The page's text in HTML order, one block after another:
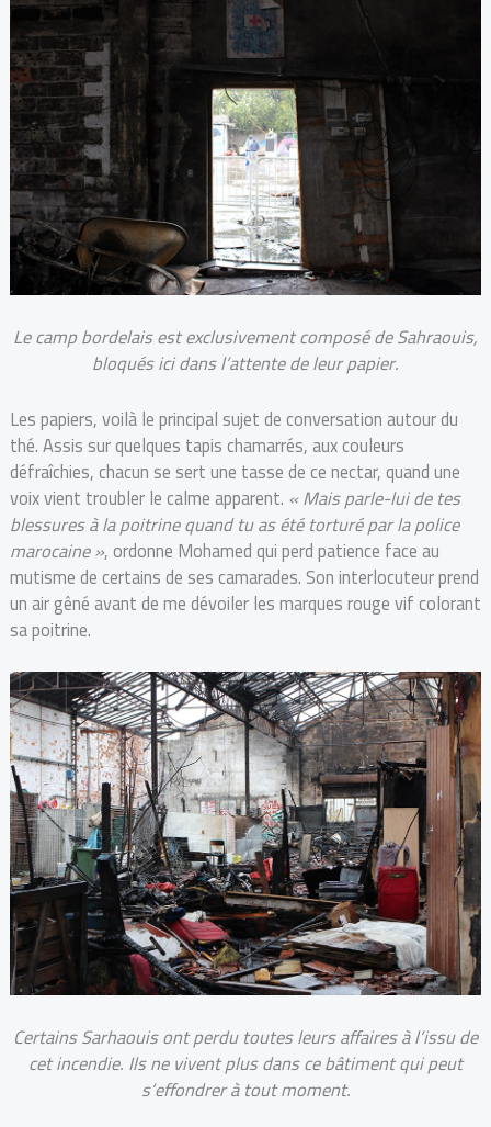
Le camp bordelais est exclusivement composé de Sahraouis,
bloqués ici dans l’attente de leur papier.
Les papiers, voilà le principal sujet de conversation autour du
thé. Assis sur quelques tapis chamarrés, aux couleurs
défraîchies, chacun se sert une tasse de ce nectar, quand une
voix vient troubler le calme apparent. « Mais parle-lui de tes
blessures à la poitrine quand tu as été torturé par la police
marocaine », ordonne Mohamed qui perd patience face au
mutisme de certains de ses camarades. Son interlocuteur prend
un air gêné avant de me dévoiler les marques rouge vif colorant
sa poitrine.
Certains Sarhaouis ont perdu toutes leurs affaires à l’issu de
cet incendie. Ils ne vivent plus dans ce bâtiment qui peut
s’effondrer à tout moment.